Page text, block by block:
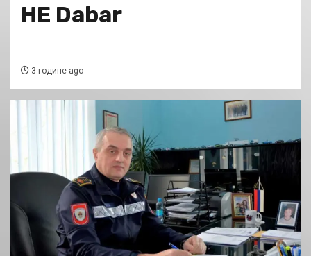
HE Dabar
3 године ago